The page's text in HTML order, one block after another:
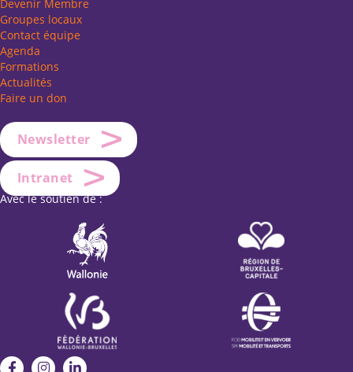
Devenir Membre
Groupes locaux
Contact équipe
Agenda
Formations
Actualités
Faire un don
Newsletter
Intranet
Avec le soutien de :